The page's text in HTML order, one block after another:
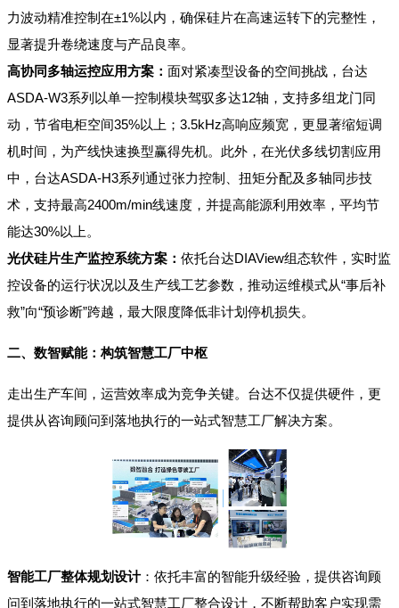
力波动精准控制在±1%以内，确保硅片在高速运转下的完整性，
显著提升卷绕速度与产品良率。
高协同多轴运控应用方案： 面对紧凑型设备的空间挑战，台达
ASDA-W3系列以单一控制模块驾驭多达12轴，支持多组龙门同
动，节省电柜空间35%以上；3.5kHz高响应频宽，更显著缩短调
机时间，为产线快速换型赢得先机。此外，在光伏多线切割应用
中，台达ASDA-H3系列通过张力控制、扭矩分配及多轴同步技
术，支持最高2400m/min线速度，并提高能源利用效率，平均节
能达30%以上。
光伏硅片生产监控系统方案： 依托台达DIAView组态软件，实时监
控设备的运行状况以及生产线工艺参数，推动运维模式从“事后补
救”向“预诊断”跨越，最大限度降低非计划停机损失。
二、数智赋能：构筑智慧工厂中枢
走出生产车间，运营效率成为竞争关键。台达不仅提供硬件，更
提供从咨询顾问到落地执行的一站式智慧工厂解决方案。
智能工厂整体规划设计：依托丰富的智能升级经验，提供咨询顾
问到落地执行的一站式智慧工厂整合设计，不断帮助客户实现需